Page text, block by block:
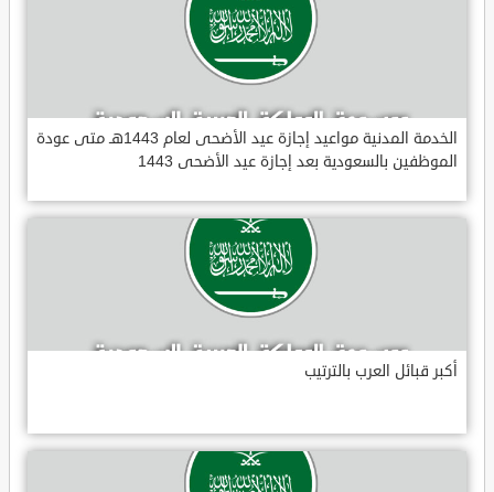
الخدمة المدنية مواعيد إجازة عيد الأضحى لعام 1443هـ متى عودة
الموظفين بالسعودية بعد إجازة عيد الأضحى 1443
أكبر قبائل العرب بالترتيب